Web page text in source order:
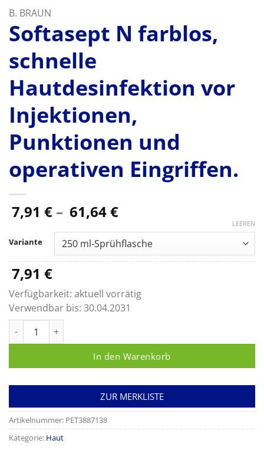
B. BRAUN
Softasept N farblos,
schnelle
Hautdesinfektion vor
Injektionen,
Punktionen und
operativen Eingriffen.
7,91 € – 61,64€Preisspanne:
bis
61,64 €
Variante
LEEREN
7,91 €
Verfügbarkeit: aktuell vorrätig
Verwendbar bis: 30.04.2031
In den Warenkorb
ZUR MERKLISTE
Artikelnummer: PET3887138
Kategorie: Haut